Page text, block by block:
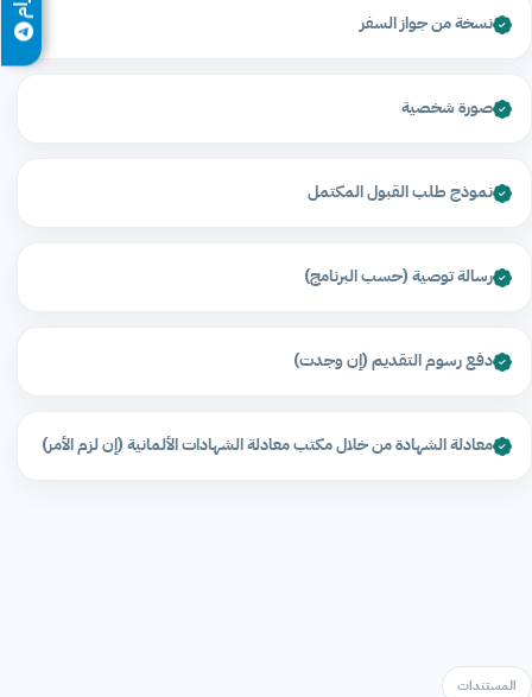
نسخة من جواز السفر
صورة شخصية
نموذج طلب القبول المكتمل
رسالة توصية (حسب البرنامج)
دفع رسوم التقديم (إن وجدت)
معادلة الشهادة من خلال مكتب معادلة الشهادات الألمانية (إن لزم الأمر)
المستندات